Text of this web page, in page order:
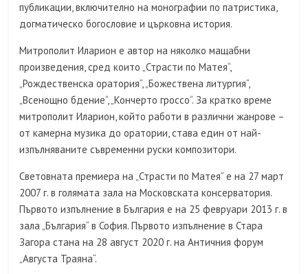
публикации, включително на монографии по патристика,
догматическо богословие и църковна история.
Митрополит Иларион е автор на няколко мащабни
произведения, сред които „Страсти по Матея“,
„Рождественска оратория“, „Божествена литургия“,
„Всенощно бдение“, „Кончерто гроссо“. За кратко време
митрополит Иларион, който работи в различни жанрове –
от камерна музика до оратории, става един от най-
изпълняваните съвременни руски композитори.
Световната премиера на „Страсти по Матея“ е на 27 март
2007 г. в голямата зала на Московската консерватория.
Първото изпълнение в България е на 25 февруари 2013 г. в
зала „България“ в София. Първото изпълнение в Стара
Загора стана на 28 август 2020 г. на Античния форум
„Августа Траяна“.